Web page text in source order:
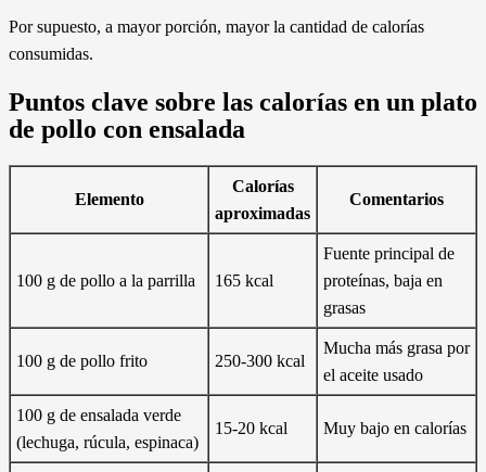
Por supuesto, a mayor porción, mayor la cantidad de calorías
consumidas.
Puntos clave sobre las calorías en un plato
de pollo con ensalada
Elemento
Calorías
aproximadas
Comentarios
100 g de pollo a la parrilla 165 kcal
Fuente principal de
proteínas, baja en
grasas
100 g de pollo frito 250-300 kcal
Mucha más grasa por
el aceite usado
100 g de ensalada verde
(lechuga, rúcula, espinaca)
15-20 kcal Muy bajo en calorías